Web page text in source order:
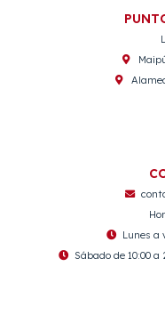
Lunes a
Sábado de 10:00 a